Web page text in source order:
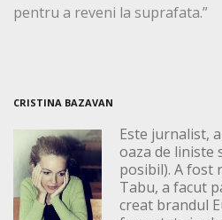
pentru a reveni la suprafata.”
CRISTINA BAZAVAN
Este jurnalist,
oaza de liniste
posibil). A fost
Tabu, a facut
creat brandul